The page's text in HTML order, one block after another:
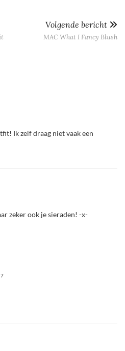
Volgende bericht
MAC What I Fancy Blush
Ik zelf draag niet vaak een
zeker ook je sieraden! -x-